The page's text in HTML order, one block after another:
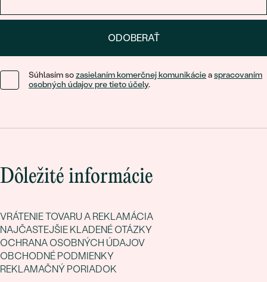
ODOBERAŤ
Súhlasím sozasielaním komerčnej komunikácieaspracovaním
osobných údajov pre tieto účely.
Dôležité informácie
VRÁTENIE TOVARU A REKLAMÁCIA
NAJČASTEJŠIE KLADENÉ OTÁZKY
OCHRANA OSOBNÝCH ÚDAJOV
OBCHODNÉ PODMIENKY
REKLAMAČNÝ PORIADOK